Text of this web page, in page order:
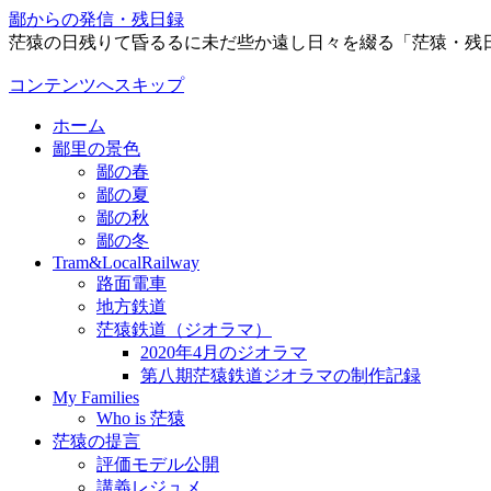
鄙からの発信・残日録
茫猿の日残りて昏るるに未だ些か遠し日々を綴る「茫猿・残
コンテンツへスキップ
ホーム
鄙里の景色
鄙の春
鄙の夏
鄙の秋
鄙の冬
Tram&LocalRailway
路面電車
地方鉄道
茫猿鉄道（ジオラマ）
2020年4月のジオラマ
第八期茫猿鉄道ジオラマの制作記録
My Families
Who is 茫猿
茫猿の提言
評価モデル公開
講義レジュメ